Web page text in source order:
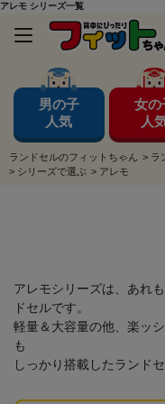
アレモ シリーズ一覧
男の子
人気
女の
人
ランドセルのフィットちゃん > ラ
> シリーズで選ぶ > アレモ
アレモシリーズは、あれ
ドセルです。
軽量＆大容量の他、楽ッ
も
しっかり搭載したランド